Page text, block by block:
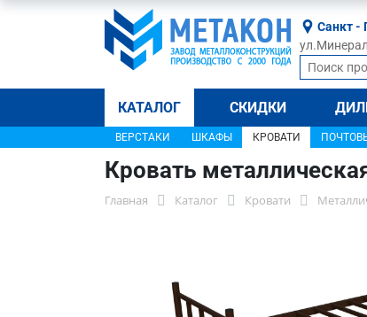
Санкт -
КАТАЛОГ СКИДКИ
ВЕРСТАКИ ШКАФЫ КРОВАТИ
Кровать
Главная Каталог Кровати